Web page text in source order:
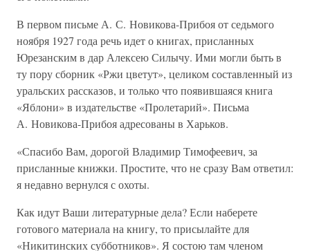
В первом письме А. С. Новикова-Прибоя от седьмого
ноября 1927 года речь идет о книгах, присланных
Юрезанским в дар Алексею Силычу. Ими могли быть в
ту пору сборник «Ржи цветут», целиком составленный из
уральских рассказов, и только что появившаяся книга
«Яблони» в издательстве «Пролетарий». Письма
А. Новикова-Прибоя адресованы в Харьков.
«Спасибо Вам, дорогой Владимир Тимофеевич, за
присланные книжки. Простите, что не сразу Вам ответил:
я недавно вернулся с охоты.
Как идут Ваши литературные дела? Если наберете
готового материала на книгу, то присылайте для
«Никитинских субботников». Я состою там членом